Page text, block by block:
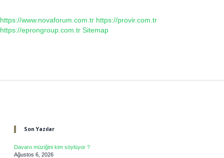
https://www.novaforum.com.tr https://provir.com.tr
https://eprongroup.com.tr Sitemap
Son Yazılar
Davaro müziğini kim söylüyor ?
Ağustos 6, 2026